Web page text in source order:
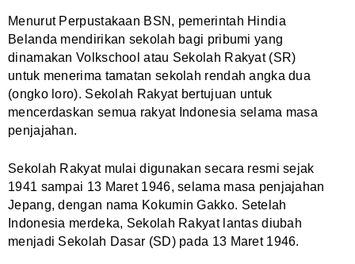
Menurut Perpustakaan BSN, pemerintah Hindia
Belanda mendirikan sekolah bagi pribumi yang
dinamakan Volkschool atau Sekolah Rakyat (SR)
untuk menerima tamatan sekolah rendah angka dua
(ongko loro). Sekolah Rakyat bertujuan untuk
mencerdaskan semua rakyat Indonesia selama masa
penjajahan.
Sekolah Rakyat mulai digunakan secara resmi sejak
1941 sampai 13 Maret 1946, selama masa penjajahan
Jepang, dengan nama Kokumin Gakko. Setelah
Indonesia merdeka, Sekolah Rakyat lantas diubah
menjadi Sekolah Dasar (SD) pada 13 Maret 1946.